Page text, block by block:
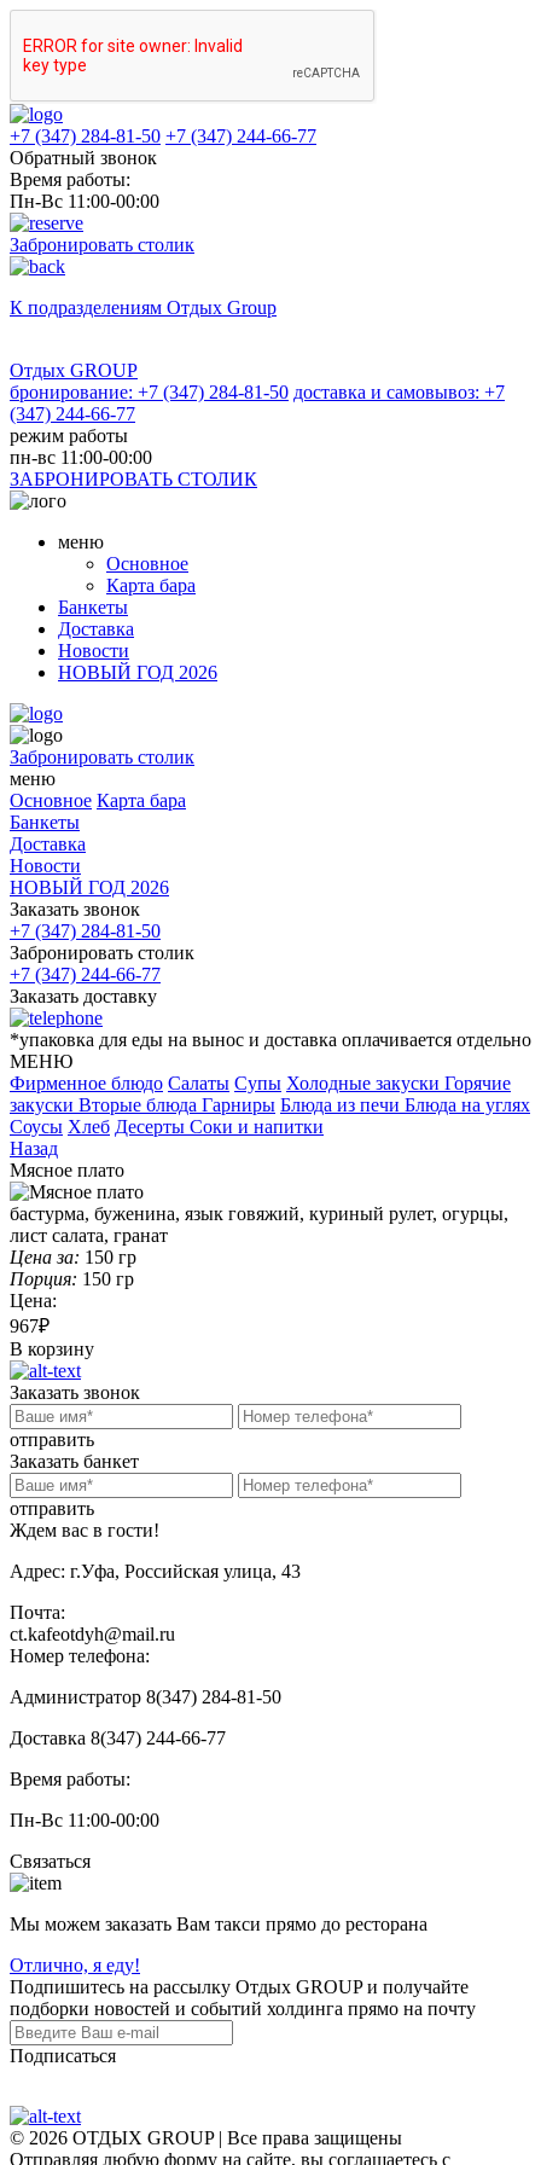
+7 (347) 284-81-50 +7 (347) 244-66-77
Обратный звонок
Время работы:
Пн-Вс 11:00-00:00
Забронировать столик
К подразделениям Отдых Group
Отдых GROUP
бронирование: +7 (347) 284-81-50 доставка и самовывоз: +7
(347) 244-66-77
режим работы
пн-вс 11:00-00:00
ЗАБРОНИРОВАТЬ СТОЛИК
меню
Основное
Карта бара
Банкеты
Доставка
Новости
НОВЫЙ ГОД 2026
Забронировать столик
меню
Основное Карта бара
Банкеты
Доставка
Новости
НОВЫЙ ГОД 2026
Заказать звонок
+7 (347) 284-81-50
Забронировать столик
+7 (347) 244-66-77
Заказать доставку
*упаковка для еды на вынос и доставка оплачивается отдельно
МЕНЮ
Фирменное блюдо Салаты Супы Холодные закуски Горячие
закуски Вторые блюда Гарниры Блюда из печи Блюда на углях
Соусы Хлеб Десерты Соки и напитки
Назад
Мясное плато
бастурма, буженина, язык говяжий, куриный рулет, огурцы,
лист салата, гранат
Цена за: 150 гр
Порция: 150 гр
Цена:
967₽
В корзину
Заказать звонок
отправить
Заказать банкет
отправить
Ждем вас в гости!
Адрес: г.Уфа, Российская улица, 43
Почта:
ct.kafeotdyh@mail.ru
Номер телефона:
Администратор 8(347) 284-81-50
Доставка 8(347) 244-66-77
Время работы:
Пн-Вс 11:00-00:00
Связаться
Мы можем заказать Вам такси прямо до ресторана
Отлично, я еду!
Подпишитесь на рассылку Отдых GROUP и получайте
подборки новостей и событий холдинга прямо на почту
Подписаться
© 2026 ОТДЫХ GROUP | Все права защищены
Отправляя любую форму на сайте, вы соглашаетесь с